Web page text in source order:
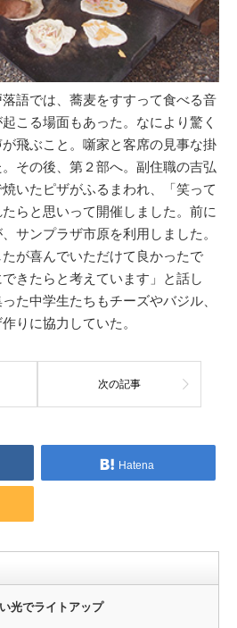
語では、蕎麦をすすって食べる音
こる場面もあった。なにより驚く
飛ぶこと。噺家と客席の見事な掛
その後、第２部へ。副住職の吉弘
いたピザがふるまわれ、「笑って
らと思いって開催しました。前に
サンプラザ市原を利用しました。
が喜んでいただけて良かったで
きたらと考えています」と話し
た中学生たちもチーズやバジル、
りに協力していた。
次の記事
Hatena
光でライトアップ